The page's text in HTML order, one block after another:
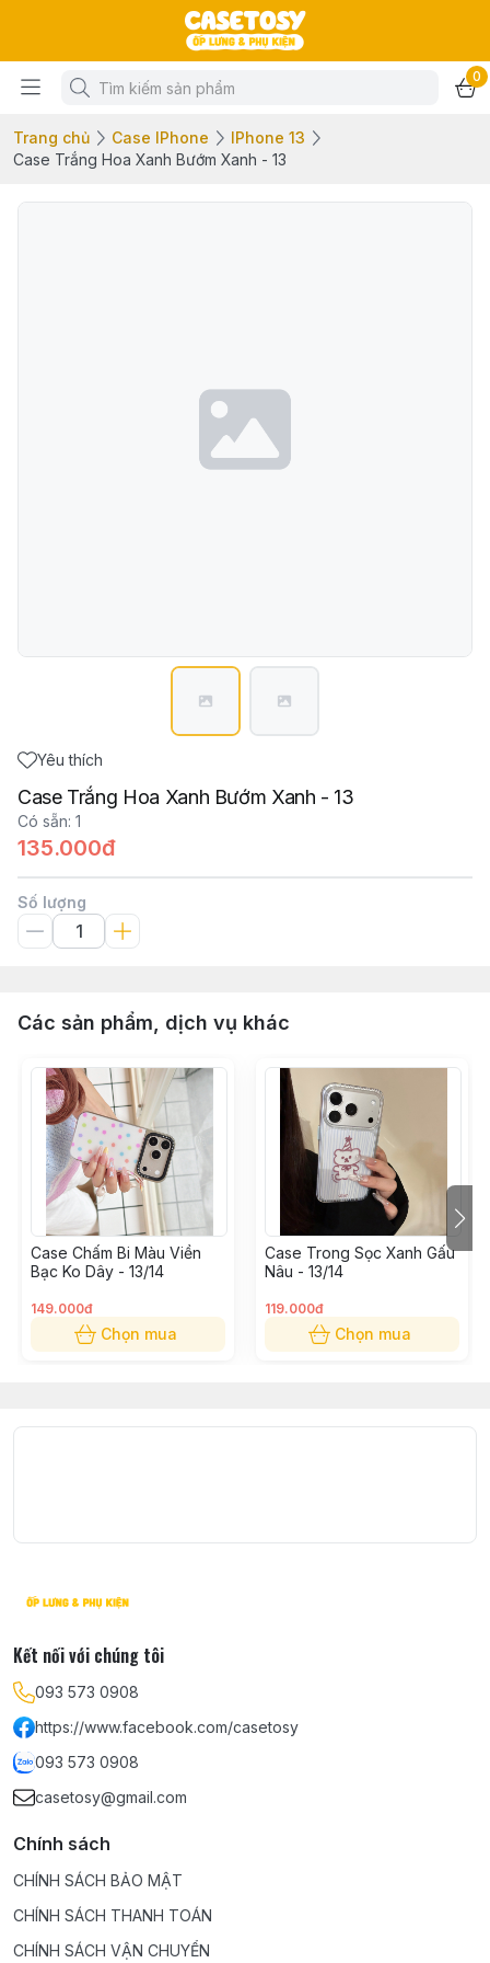
0
Trang chủ Case IPhone
IPhone 13
Case Trắng Hoa Xanh Bướm Xanh - 13
Yêu thích
Case Trắng Hoa Xanh Bướm Xanh - 13
Có sẵn: 1
135.000đ
Số lượng
Các sản phẩm, dịch vụ khác
Case Chấm Bi Màu Viền
Bạc Ko Dây - 13/14
149.000đ
Chọn mua
Case Trong Sọc Xanh Gấu
Nâu - 13/14
119.000đ
Chọn mua
Kết nối với chúng tôi
093 573 0908
https://www.facebook.com/casetosy
093 573 0908
casetosy@gmail.com
Chính sách
CHÍNH SÁCH BẢO MẬT
CHÍNH SÁCH THANH TOÁN
CHÍNH SÁCH VẬN CHUYỂN